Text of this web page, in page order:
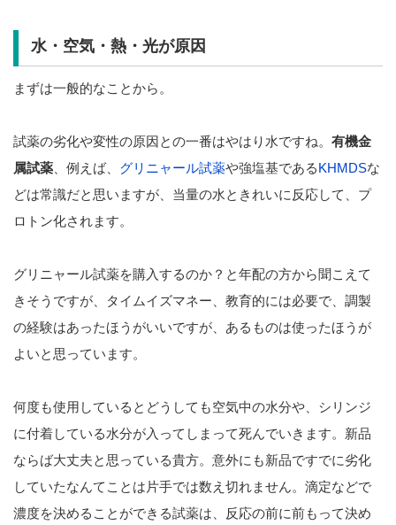
水・空気・熱・光が原因
まずは一般的なことから。
試薬の劣化や変性の原因との一番はやはり水ですね。 有機金
属試薬 、例えば、 グリニャール試薬や強塩基であるKHMDSな
どは常識だと思いますが、当量の水ときれいに反応して、プ
ロトン化されます。
グリニャール試薬を購入するのか？と年配の方から聞こえて
きそうですが、タイムイズマネー、教育的には必要で、調製
の経験はあったほうがいいですが、あるものは使ったほうが
よいと思っています。
何度も使用しているとどうしても空気中の水分や、シリンジ
に付着している水分が入ってしまって死んでいきます。新品
ならば大丈夫と思っている貴方。意外にも新品ですでに劣化
していたなんてことは片手では数え切れません。滴定などで
濃度を決めることができる試薬は、反応の前に前もって決め